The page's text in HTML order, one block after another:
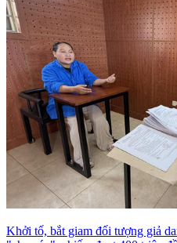
Khởi tố, bắt giam đối tượng giả